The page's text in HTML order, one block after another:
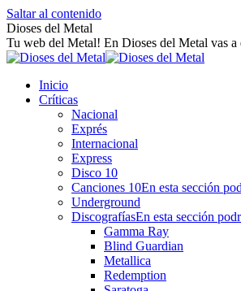
Saltar al contenido
Dioses del Metal
Tu web del Metal! En Dioses del Metal vas a
Inicio
Críticas
Nacional
Exprés
Internacional
Express
Disco 10
Canciones 10En esta sección
Underground
DiscografíasEn esta sección
Gamma Ray
Blind Guardian
Metallica
Redemption